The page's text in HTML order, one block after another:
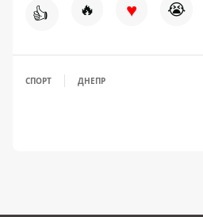
👍 🔥 ♥ 😭
СПОРТ ДНЕПР